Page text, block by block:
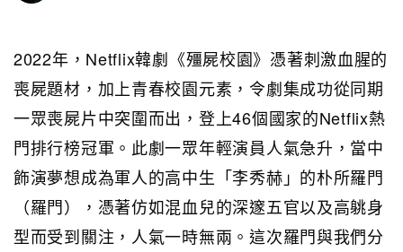
2022年，Netflix韓劇《殭屍校園》憑著刺激血腥的
喪屍題材，加上青春校園元素，令劇集成功從同期
一眾喪屍片中突圍而出，登上46個國家的Netflix熱
門排行榜冠軍。此劇一眾年輕演員人氣急升，當中
飾演夢想成為軍人的高中生「李秀赫」的朴所羅門
（羅門），憑著仿如混血兒的深邃五官以及高䠷身
型而受到關注，人氣一時無兩。這次羅門與我們分